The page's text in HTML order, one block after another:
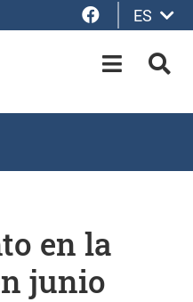
Facebook
ES
OPEN-
en la
junio